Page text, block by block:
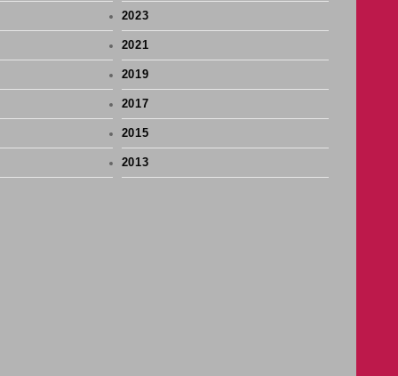
2023
2021
2019
2017
2015
2013